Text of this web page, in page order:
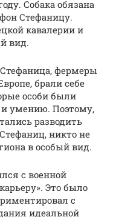
Собака обязана
Стефаницу.
кавалерии и
вид.
фермеры
брали себе
особи были
умению. Поэтому,
разводить
никто не
в особый вид.
с военной
Это было
с
идеальной